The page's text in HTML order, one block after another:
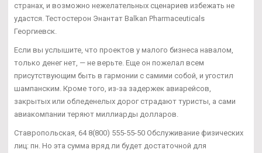
странах, и возможно нежелательных сценариев избежать не
удастся. Тестостерон Энантат Balkan Pharmaceuticals
Георгиевск.
Если вы услышите, что проектов у малого бизнеса навалом,
только денег нет, — не верьте. Еще он пожелал всем
присутствующим быть в гармонии с самими собой, и угостил
шампанским. Кроме того, из-за задержек авиарейсов,
закрытых или обледенелых дорог страдают туристы, а сами
авиакомпании теряют миллиарды долларов.
Ставропольская, 64 8(800) 555-55-50 Обслуживание физических
лиц: пн. Но эта сумма вряд ли будет достаточной для